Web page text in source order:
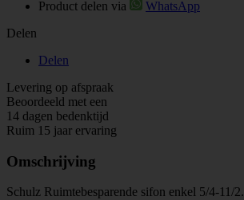
Product delen via
WhatsApp
Delen
Delen
Levering op afspraak
Beoordeeld met een
14 dagen bedenktijd
Ruim 15 jaar ervaring
Omschrijving
Schulz Ruimtebesparende sifon enkel 5/4-11/2.